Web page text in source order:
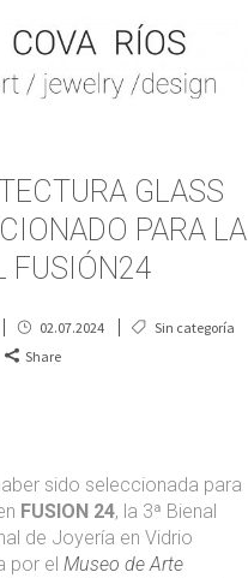
GLASS
PARA LA
FUSIÓN24
02.07.2024
Sin categoría
Share
sido seleccionada para
FUSION 24, la 3ª Bienal
de Joyería en Vidrio
por el Museo de Arte